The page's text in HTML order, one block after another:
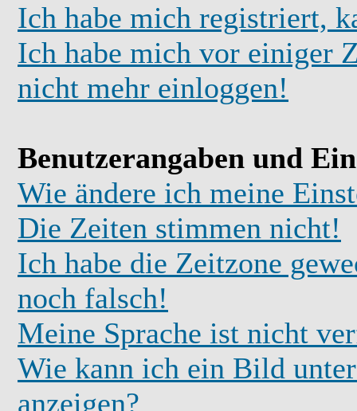
Ich habe mich registriert,
Ich habe mich vor einiger
nicht mehr einloggen!
Benutzerangaben und
Wie ändere ich meine
Die Zeiten stimmen nicht!
Ich habe die Zeitzone
noch falsch!
Meine Sprache ist nicht
Wie kann ich ein Bild
anzeigen?